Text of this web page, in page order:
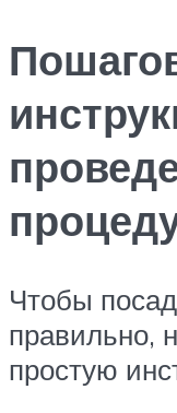
Чтобы
правильно,
простую